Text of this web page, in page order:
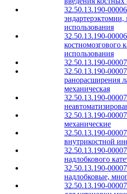
32.50.13.190-
эндартерэктомии,
использования
32.50.13.190-
костномозгового
использования
32.50.13.190-
32.50.13.190-
ранорасширения
механическая
32.50.13.190-
32.50.13.190-
механические
32.50.13.190-
внутрикостной
32.50.13.190-
надлобкового
32.50.13.190-
надлобковые,
32.50.13.190-